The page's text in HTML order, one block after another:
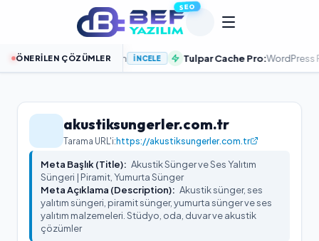
SEO
ÖNERILEN ÇÖZÜMLER
Sitenizi Hızlandırın İNCELE Tulpar Cache Pro:WordPress
akustiksungerler.com.tr
Tarama URL'i:https://akustiksungerler.com.tr
Meta Başlık (Title): Akustik Sünger ve Ses Yalıtım
Süngeri | Piramit, Yumurta Sünger
Meta Açıklama (Description): Akustik sünger, ses
yalıtım süngeri, piramit sünger, yumurta sünger ve ses
yalıtım malzemeleri. Stüdyo, oda, duvar ve akustik
çözümler